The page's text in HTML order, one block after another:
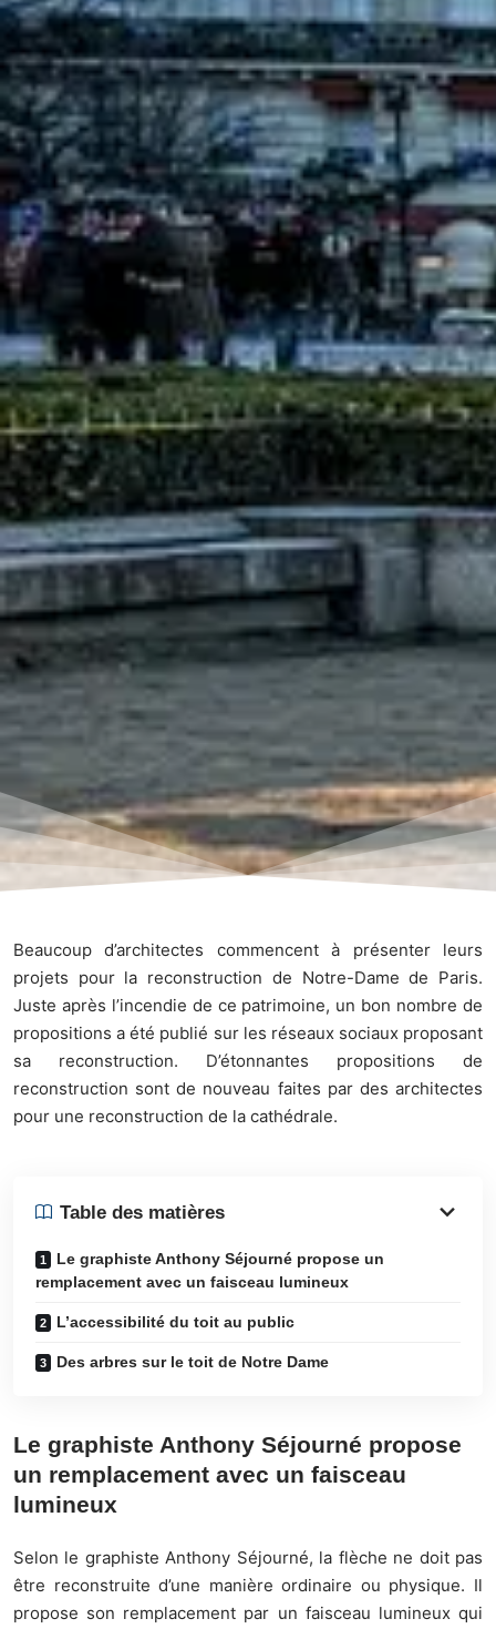
Beaucoup d’architectes commencent à présenter leurs
projets pour la reconstruction de Notre-Dame de Paris.
Juste après l’incendie de ce patrimoine, un bon nombre de
propositions a été publié sur les réseaux sociaux proposant
sa reconstruction. D’étonnantes propositions de
reconstruction sont de nouveau faites par des architectes
pour une reconstruction de la cathédrale.
Table des matières
Le graphiste Anthony Séjourné propose un
remplacement avec un faisceau lumineux
L’accessibilité du toit au public
Des arbres sur le toit de Notre Dame
Le graphiste Anthony Séjourné propose
un remplacement avec un faisceau
lumineux
Selon le graphiste Anthony Séjourné, la flèche ne doit pas
être reconstruite d’une manière ordinaire ou physique. Il
propose son remplacement par un faisceau lumineux qui